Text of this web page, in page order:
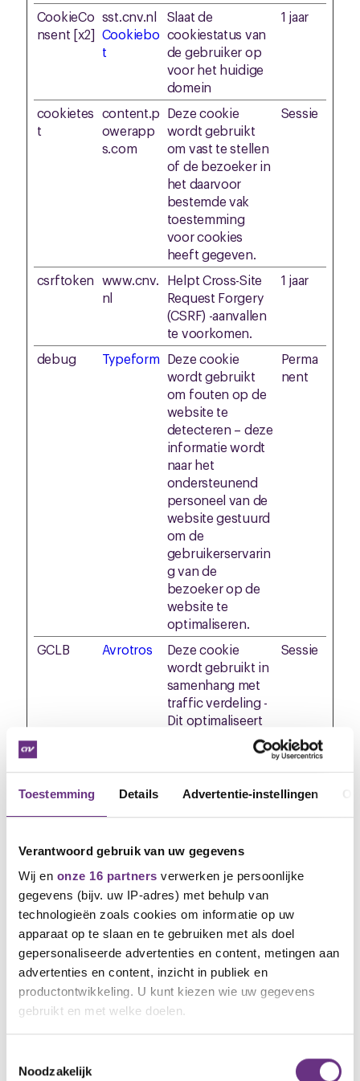
Toestemming Details Advertentie-instellingen
Verantwoord gebruik van uw gegevens
Wij en onze 16 partners verwerken je persoonlijke
gegevens (bijv. uw IP-adres) met behulp van
technologieën zoals cookies om informatie op uw
apparaat op te slaan en te gebruiken met als doel
gepersonaliseerde advertenties en content, metingen aan
advertenties en content, inzicht in publiek en
productontwikkeling. U kunt kiezen wie uw gegevens
gebruikt en met welke doelen.
Informatie verzamelen over uw geografische
Noodzakelijk
CookieCo
nsent [x2]
sst.cnv.nl
Cookiebo
t
Slaat de
cookiestatus van
de gebruiker op
voor het huidige
domein
1 jaar
cookietes
t
content.p
owerapp
s.com
Deze cookie
wordt gebruikt
om vast te stellen
of de bezoeker in
het daarvoor
bestemde vak
toestemming
voor cookies
heeft gegeven.
Sessie
csrftoken www.cnv.
nl
Helpt Cross-Site
Request Forgery
(CSRF) -aanvallen
te voorkomen.
1 jaar
debug Typeform Deze cookie
wordt gebruikt
om fouten op de
website te
detecteren – deze
informatie wordt
naar het
ondersteunend
personeel van de
website gestuurd
om de
gebruikerservarin
g van de
bezoeker op de
website te
optimaliseren.
Perma
nent
GCLB Avrotros
Deze cookie
wordt gebruikt in
samenhang met
traffic verdeling -
Dit optimaliseert
responspercenta
ge tussen de
bezoeker en de
netwerkkoppelin
gen of servers.
Sessie
Geocoder
Cache#o
bjects
Microsoft Lokale opslag
(IndexedDB) van
Power BI die
wordt gebruikt als
cache voor de
geocoder van
kaartvisualisaties
nent
queue
nent